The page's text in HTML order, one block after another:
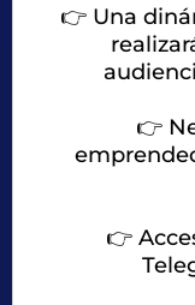
👉 Una
👉
👉